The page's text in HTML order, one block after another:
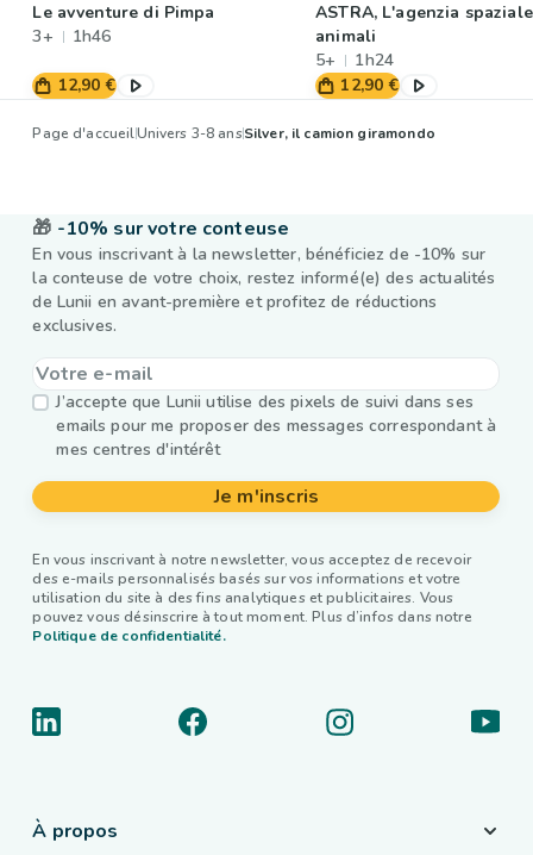
Le avventure di Pimpa
3+
1h46
12,90 €
ASTRA, L'agenzia
animali
5+
1h24
12,90 €
Page d'accueilUnivers 3-8 ansSilver, il camion giramondo
🎁 -10% sur votre conteuse
En vous inscrivant à la newsletter, bénéficiez de -10% sur
la conteuse de votre choix, restez informé(e) des actualités
de Lunii en avant-première et profitez de réductions
exclusives.
J’accepte que Lunii utilise des pixels de suivi dans ses
emails pour me proposer des messages correspondant à
mes centres d'intérêt
Je m'inscris
En vous inscrivant à notre newsletter, vous acceptez de recevoir
des e-mails personnalisés basés sur vos informations et votre
utilisation du site à des fins analytiques et publicitaires. Vous
pouvez vous désinscrire à tout moment. Plus d’infos dans notre
Politique de confidentialité.
À propos